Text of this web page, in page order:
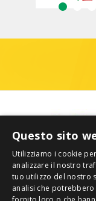
Questo sito
Utilizziamo i cookie
analizzare il nostro
tuo utilizzo del nostro
analisi che